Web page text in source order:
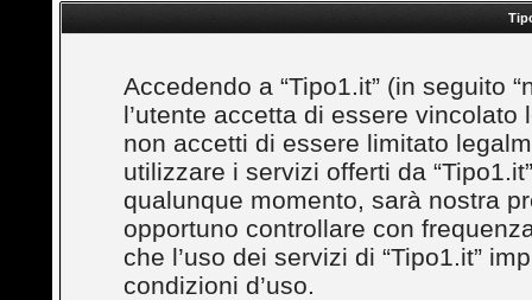
Accedendo a “Tipo1.it” (in seguito
l’utente accetta di essere
non accetti di essere limitato
utilizzare i servizi offerti da
qualunque momento, sarà nostra
opportuno controllare con
che l’uso dei servizi di “Tipo1.it”
condizioni d’uso.